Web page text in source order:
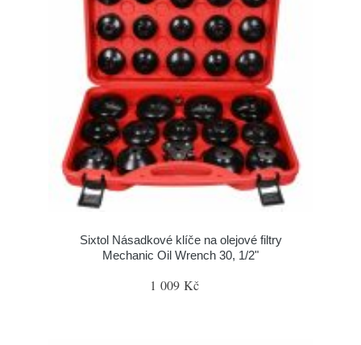
Sixtol Násadkové klíče na olejové filtry
Mechanic Oil Wrench 30, 1/2"
1 009 Kč